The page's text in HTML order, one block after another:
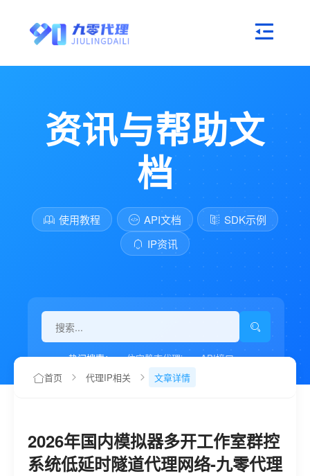
资讯与帮助文
档
使用教程 API文档
SDK示例
IP资讯
热门搜索： 住宅静态代理ip
API接口
代理IP如何设置
首页 代理IP相关 文章详情
2026年国内模拟器多开工作室群控
系统低延时隧道代理网络-九零代理